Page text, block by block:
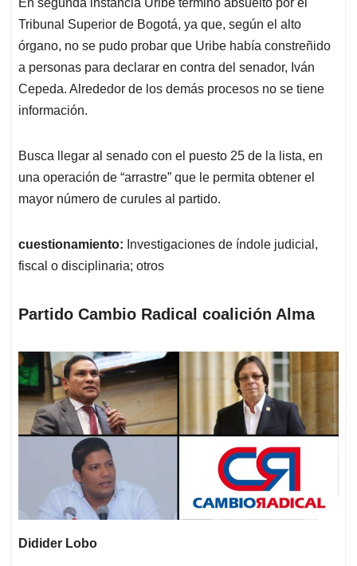
En segunda instancia Uribe terminó absuelto por el
Tribunal Superior de Bogotá, ya que, según el alto
órgano, no se pudo probar que Uribe había constreñido
a personas para declarar en contra del senador, Iván
Cepeda. Alrededor de los demás procesos no se tiene
información.
Busca llegar al senado con el puesto 25 de la lista, en
una operación de “arrastre” que le permita obtener el
mayor número de curules al partido.
cuestionamiento: Investigaciones de índole judicial,
fiscal o disciplinaria; otros
Partido Cambio Radical coalición Alma
Didider Lobo